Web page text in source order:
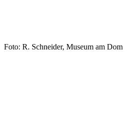
Foto: R. Schneider, Museum am Dom